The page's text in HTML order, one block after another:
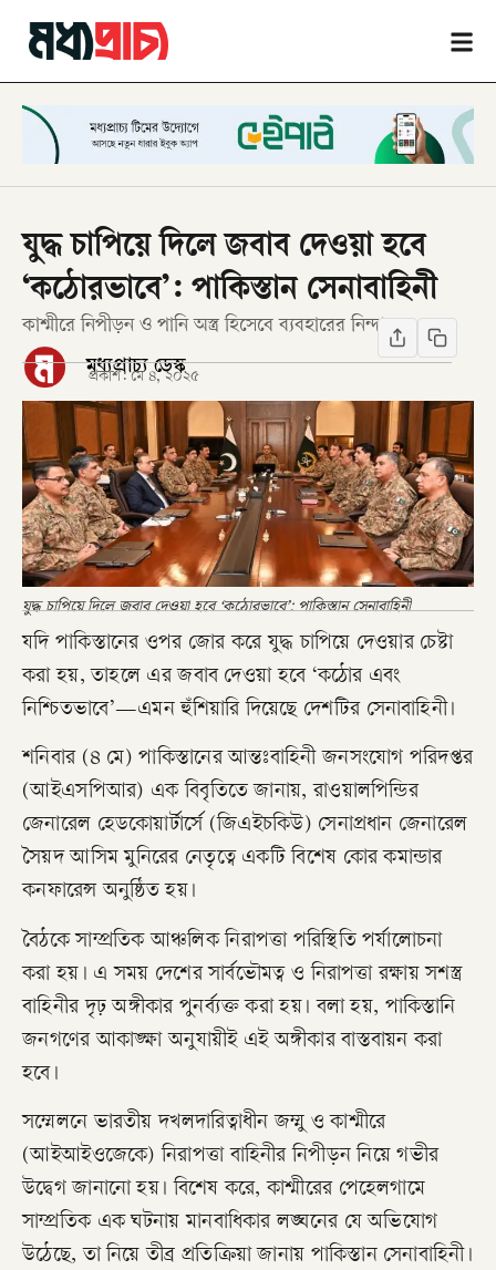
যুদ্ধ চাপিয়ে দিলে জবাব দেওয়া হবে
‘কঠোরভাবে’: পাকিস্তান সেনাবাহিনী
কাশ্মীরে নিপীড়ন ও পানি অস্ত্র হিসেবে ব্যবহারের নিন্দা
মধ্যপ্রাচ্য ডেস্ক
প্রকাশ: মে ৪, ২০২৫
যুদ্ধ চাপিয়ে দিলে জবাব দেওয়া হবে ‘কঠোরভাবে’: পাকিস্তান সেনাবাহিনী
যদি পাকিস্তানের ওপর জোর করে যুদ্ধ চাপিয়ে দেওয়ার চেষ্টা
করা হয়, তাহলে এর জবাব দেওয়া হবে ‘কঠোর এবং
নিশ্চিতভাবে’—এমন হুঁশিয়ারি দিয়েছে দেশটির সেনাবাহিনী।
শনিবার (৪ মে) পাকিস্তানের আন্তঃবাহিনী জনসংযোগ পরিদপ্তর
(আইএসপিআর) এক বিবৃতিতে জানায়, রাওয়ালপিন্ডির
জেনারেল হেডকোয়ার্টার্সে (জিএইচকিউ) সেনাপ্রধান জেনারেল
সৈয়দ আসিম মুনিরের নেতৃত্বে একটি বিশেষ কোর কমান্ডার
কনফারেন্স অনুষ্ঠিত হয়।
বৈঠকে সাম্প্রতিক আঞ্চলিক নিরাপত্তা পরিস্থিতি পর্যালোচনা
করা হয়। এ সময় দেশের সার্বভৌমত্ব ও নিরাপত্তা রক্ষায় সশস্ত্র
বাহিনীর দৃঢ় অঙ্গীকার পুনর্ব্যক্ত করা হয়। বলা হয়, পাকিস্তানি
জনগণের আকাঙ্ক্ষা অনুযায়ীই এই অঙ্গীকার বাস্তবায়ন করা
হবে।
সম্মেলনে ভারতীয় দখলদারিত্বাধীন জম্মু ও কাশ্মীরে
(আইআইওজেকে) নিরাপত্তা বাহিনীর নিপীড়ন নিয়ে গভীর
উদ্বেগ জানানো হয়। বিশেষ করে, কাশ্মীরের পেহেলগামে
সাম্প্রতিক এক ঘটনায় মানবাধিকার লঙ্ঘনের যে অভিযোগ
উঠেছে, তা নিয়ে তীব্র প্রতিক্রিয়া জানায় পাকিস্তান সেনাবাহিনী।